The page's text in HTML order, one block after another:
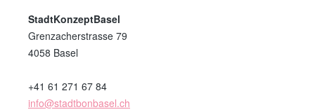
StadtKonzeptBasel
Grenzacherstrasse 79
4058 Basel
+41 61 271 67 84
info@stadtbonbasel.ch